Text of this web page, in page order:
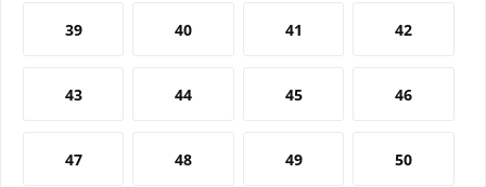
39 40 41 42
43 44 45 46
47 48 49 50